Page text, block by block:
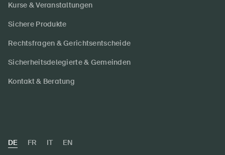
Kurse & Veranstaltungen
Sichere Produkte
Rechtsfragen & Gerichtsentscheide
Sicherheitsdelegierte & Gemeinden
Kontakt & Beratung
DE FR IT EN